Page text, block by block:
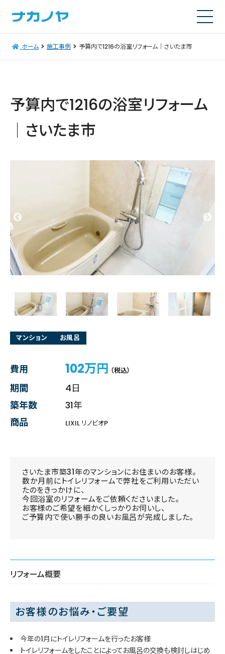
ホーム 施工事例 予算内で1216の浴室リフォーム｜さいたま市
予算内で1216の浴室リフォーム
｜さいたま市
マンション お風呂
費用 102万円 （税込）
期間
4日
築年数
31年
商品
LIXIL リノビオP
さいたま市築31年のマンションにお住まいのお客様。
数か月前にトイレリフォームで弊社をご利用いただい
たのをきっかけに、
今回浴室のリフォームをご依頼くださいました。
お客様のご希望を細かくしっかりお伺いし、
ご予算内で使い勝手の良いお風呂が完成しました。
リフォーム概要
お客様のお悩み・ご要望
今年の1月にトイレリフォームを行ったお客様
トイレリフォームをしたことによってお風呂の交換も検討しはじめ